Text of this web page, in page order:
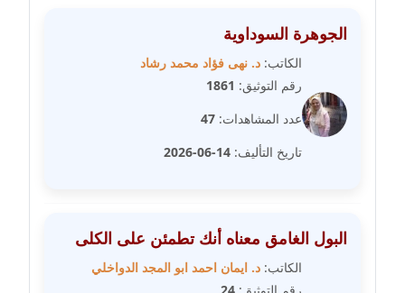
عاملة
مدونة سهى الضاوي
عاملة
عاملة
مدونة سوميه الالفي
عاملة
الجوهرة السوداوية
الكاتب: د. نهى فؤاد محمد رشاد
رقم التوثيق: 1861
عدد المشاهدات: 47
تاريخ التأليف: 14-06-2026
البول الغامق معناه أنك تطمئن على الكلى
الكاتب: د. ايمان احمد ابو المجد الدواخلي